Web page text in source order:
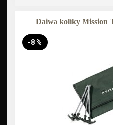
Daiwa kolíky Mission
-8 %